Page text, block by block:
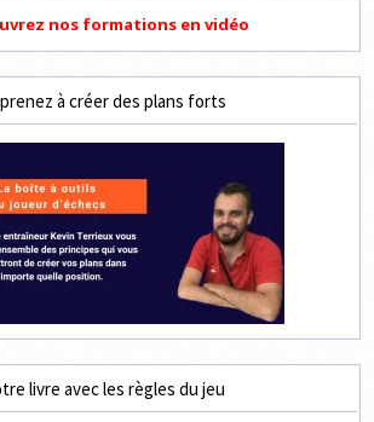
nos formations en vidéo
à créer des plans forts
livre avec les règles du jeu